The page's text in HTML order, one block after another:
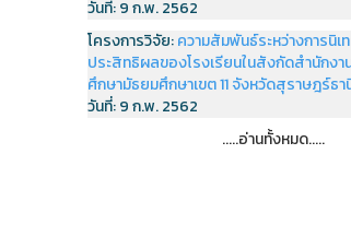
วันที่:9 ก.พ. 2562
โครงการวิจัย:ความสัมพันธ์ระหว่างการนิเ
ประสิทธิผลของโรงเรียนในสังกัดสำนักงา
ศึกษามัธยมศึกษาเขต 11 จังหวัดสุราษฎร์ธา
วันที่:9 ก.พ. 2562
.....อ่านทั้งหมด.....